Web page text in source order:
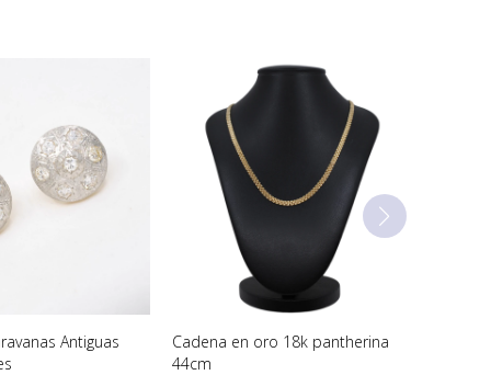
Antiguas
Cadena en oro 18k pantherina
44cm